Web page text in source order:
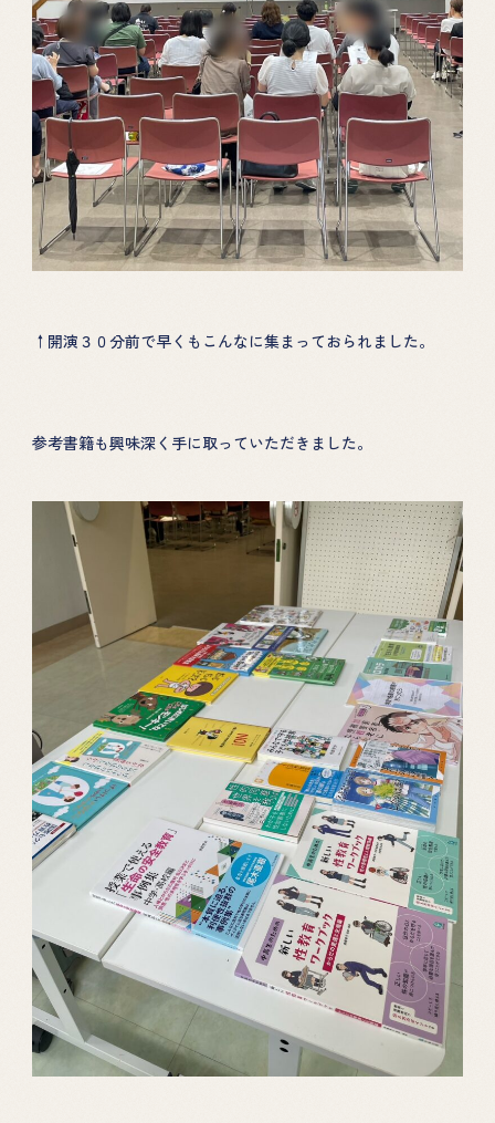
↑開演３０分前で早くもこんなに集まっておられました。
参考書籍も興味深く手に取っていただきました。